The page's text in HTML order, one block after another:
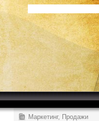
Маркетинг, Продажи